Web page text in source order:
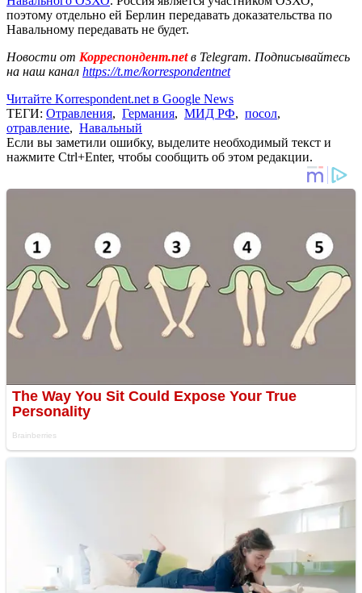
поэтому отдельно ей Берлин передавать доказательства по
Навальному передавать не будет.
Новости от Корреспондент.netв Telegram. Подписывайтесь
на наш канал https://t.me/korrespondentnet
Читайте Korrespondent.net в Google News
ТЕГИ: Отравления, Германия, МИД РФ, посол,
отравление, Навальный
Если вы заметили ошибку, выделите необходимый текст и
нажмите Ctrl+Enter, чтобы сообщить об этом редакции.